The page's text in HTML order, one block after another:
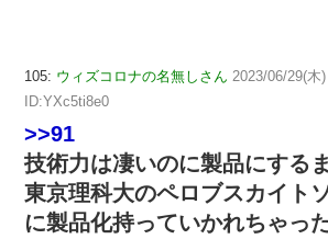
105: ウィズコロナの名無しさん 2023/06/29(木
ID:YXc5ti8e0
>>91
技術力は凄いのに製品にする
東京理科大のペロブスカイト
に製品化持っていかれちゃっ